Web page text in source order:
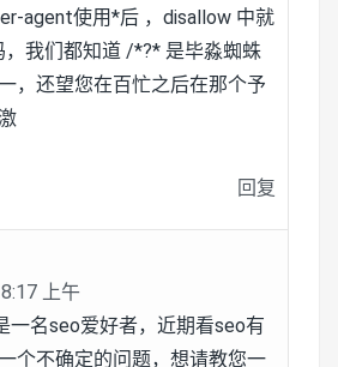
agent使用*后 ，disallow 中就
，我们都知道 /*?* 是毕淼蜘蛛
，还望您在百忙之后在那个予
回复
上午
一名seo爱好者，近期看seo有
个不确定的问题，想请教您一